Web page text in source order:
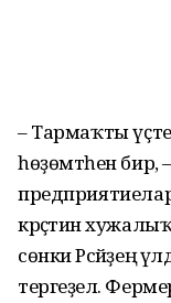
– Тармаҡты
һөҙөмтәһен
крәҫтиән
сөнки Рәсәйҙең
тергеҙелә.